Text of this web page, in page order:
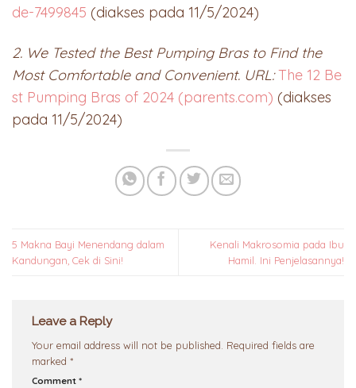
de-7499845 (diakses pada 11/5/2024)
2. We Tested the Best Pumping Bras to Find the
Most Comfortable and Convenient. URL: The 12 Be
st Pumping Bras of 2024 (parents.com) (diakses
pada 11/5/2024)
5 Makna Bayi Menendang dalam
Kandungan, Cek di Sini!
Kenali Makrosomia pada Ibu
Hamil. Ini Penjelasannya!
Leave a Reply
Your email address will not be published. Required fields are
marked *
Comment *